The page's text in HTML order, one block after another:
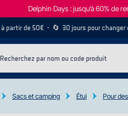
Delphin Days : jusqu’à 60% de
partir de 50€ • 🔄 30 jours pour changer
Sacs et camping Étui Pour